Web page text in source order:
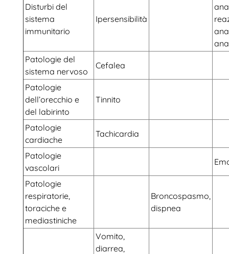
Disturbi del
sistema
immunitario
Ipersensibilità
Patologie del
sistema nervoso
Cefalea
Patologie
dell’orecchio e
del labirinto
Tinnito
Patologie
cardiache
Tachicardia
Patologie
vascolari
Patologie
respiratorie,
toraciche e
mediastiniche
Broncospasmo,
dispnea
Vomito,
diarrea,